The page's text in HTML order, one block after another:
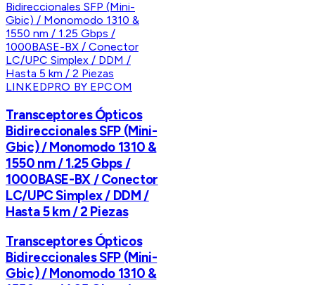
LINKEDPRO BY EPCOM
Transceptores Ópticos
Bidireccionales SFP (Mini-
Gbic) / Monomodo 1310 &
1550 nm / 1.25 Gbps /
1000BASE-BX / Conector
LC/UPC Simplex / DDM /
Hasta 5 km / 2 Piezas
Transceptores Ópticos
Bidireccionales SFP (Mini-
Gbic) / Monomodo 1310 &